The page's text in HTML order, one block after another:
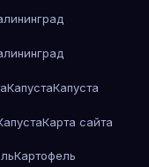
КапустаКапуста
Карта сайта
Картофель